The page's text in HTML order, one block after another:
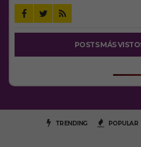
POSTS MÁS
TRENDING POPULAR